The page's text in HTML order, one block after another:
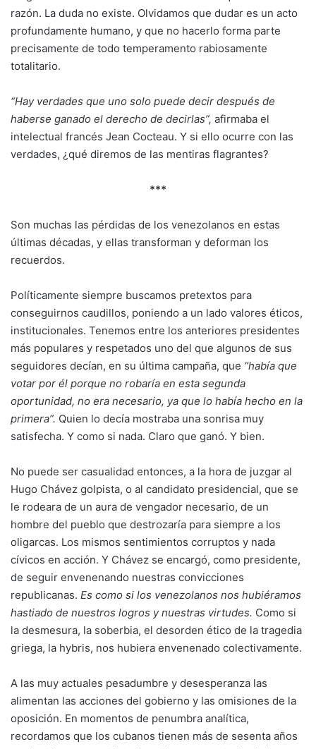
razón. La duda no existe. Olvidamos que dudar es un acto
profundamente humano, y que no hacerlo forma parte
precisamente de todo temperamento rabiosamente
totalitario.
“Hay verdades que uno solo puede decir después de
haberse ganado el derecho de decirlas”, afirmaba el
intelectual francés Jean Cocteau. Y si ello ocurre con las
verdades, ¿qué diremos de las mentiras flagrantes?
***
Son muchas las pérdidas de los venezolanos en estas
últimas décadas, y ellas transforman y deforman los
recuerdos.
Políticamente siempre buscamos pretextos para
conseguirnos caudillos, poniendo a un lado valores éticos,
institucionales. Tenemos entre los anteriores presidentes
más populares y respetados uno del que algunos de sus
seguidores decían, en su última campaña, que “había que
votar por él porque no robaría en esta segunda
oportunidad, no era necesario, ya que lo había hecho en la
primera”. Quien lo decía mostraba una sonrisa muy
satisfecha. Y como si nada. Claro que ganó. Y bien.
No puede ser casualidad entonces, a la hora de juzgar al
Hugo Chávez golpista, o al candidato presidencial, que se
le rodeara de un aura de vengador necesario, de un
hombre del pueblo que destrozaría para siempre a los
oligarcas. Los mismos sentimientos corruptos y nada
cívicos en acción. Y Chávez se encargó, como presidente,
de seguir envenenando nuestras convicciones
republicanas. Es como si los venezolanos nos hubiéramos
hastiado de nuestros logros y nuestras virtudes. Como si
la desmesura, la soberbia, el desorden ético de la tragedia
griega, la hybris, nos hubiera envenenado colectivamente.
A las muy actuales pesadumbre y desesperanza las
alimentan las acciones del gobierno y las omisiones de la
oposición. En momentos de penumbra analítica,
recordamos que los cubanos tienen más de sesenta años